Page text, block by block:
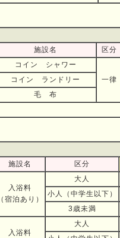
施設名
区分
コイン シャワー
一律
コイン ランドリー
毛 布
施設名
区分
入浴料
（宿泊あり）
大人
小人（中学生以下）
3歳未満
入浴料
大人